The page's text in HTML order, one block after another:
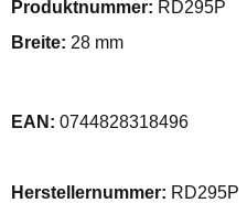
Produktnummer: RD295P
Breite: 28 mm
EAN: 0744828318496
Herstellernummer: RD295P